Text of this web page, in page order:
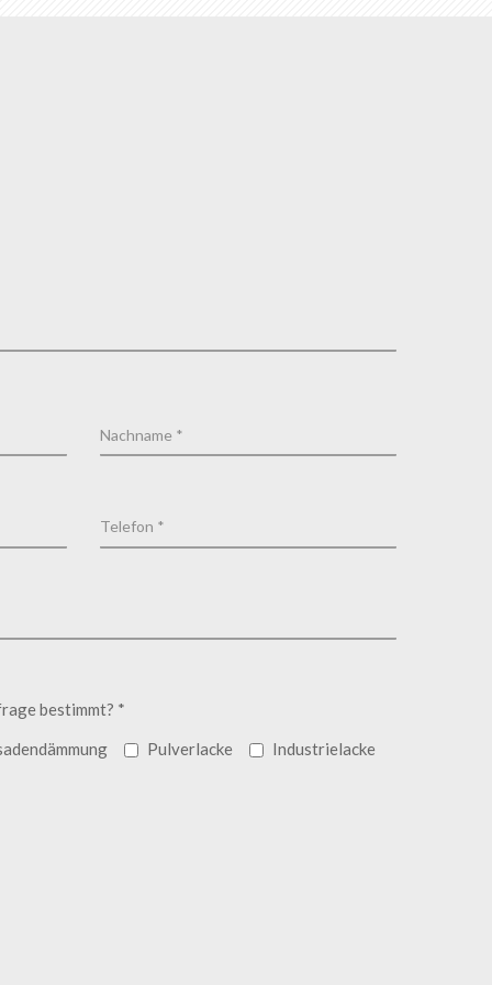
bestimmt? *
Pulverlacke
Industrielacke